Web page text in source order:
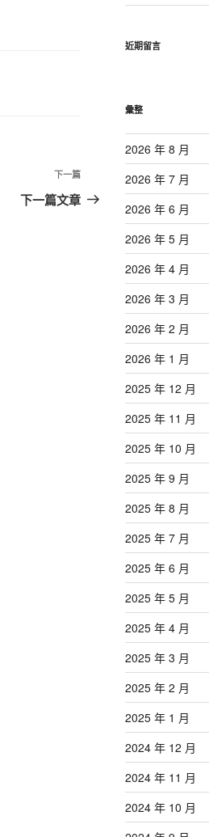
下
一
下一篇
下一篇文章
近期留言
彙整
2026 年 8 月
2026 年 7 月
2026 年 6 月
2026 年 5 月
2026 年 4 月
2026 年 3 月
2026 年 2 月
2026 年 1 月
2025 年 12 月
2025 年 11 月
2025 年 10 月
2025 年 9 月
2025 年 8 月
2025 年 7 月
2025 年 6 月
2025 年 5 月
2025 年 4 月
2025 年 3 月
2025 年 2 月
2025 年 1 月
2024 年 12 月
2024 年 11 月
2024 年 10 月